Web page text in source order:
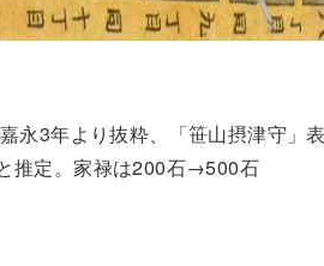
永3年より抜粋、「笹山摂津守」
推定。家禄は200石→500石